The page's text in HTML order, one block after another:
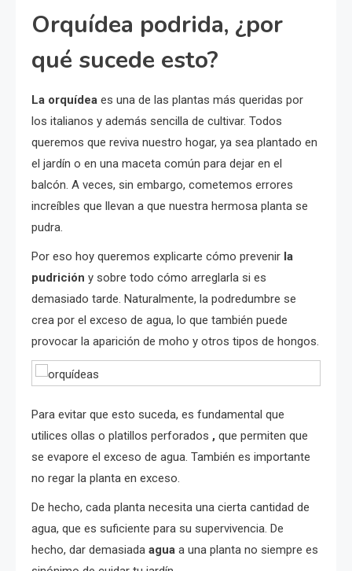
Orquídea podrida, ¿por
qué sucede esto?
La orquídea es una de las plantas más queridas por
los italianos y además sencilla de cultivar. Todos
queremos que reviva nuestro hogar, ya sea plantado en
el jardín o en una maceta común para dejar en el
balcón. A veces, sin embargo, cometemos errores
increíbles que llevan a que nuestra hermosa planta se
pudra.
Por eso hoy queremos explicarte cómo prevenir la
pudrición y sobre todo cómo arreglarla si es
demasiado tarde. Naturalmente, la podredumbre se
crea por el exceso de agua, lo que también puede
provocar la aparición de moho y otros tipos de hongos.
Para evitar que esto suceda, es fundamental que
utilices ollas o platillos perforados , que permiten que
se evapore el exceso de agua. También es importante
no regar la planta en exceso.
De hecho, cada planta necesita una cierta cantidad de
agua, que es suficiente para su supervivencia. De
hecho, dar demasiada agua a una planta no siempre es